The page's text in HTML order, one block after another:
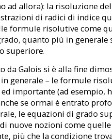
ad allora): la risoluzione
di radici di indice
formule risolutive come
quanto più in
superiore.
da Galois si è alla fine
in generale – le formule
importante (ad
se ormai è entrato
le equazioni di grado
nuove nozioni come
più che la condizione